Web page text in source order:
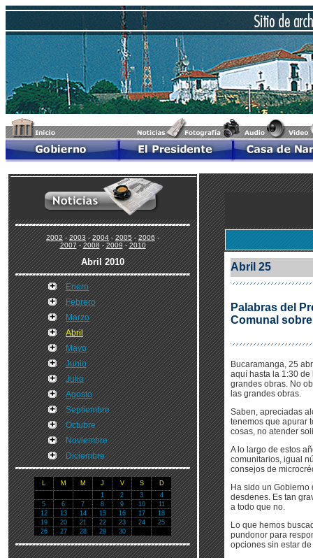
2002-2003-2004-2005-2006-
2007-2008-2009-2010
Abril 2010
Enero
Febrero
Marzo
Abril
Mayo
Junio
Julio
Agosto
Septiembre
Octubre
Noviembre
Diciembre
L M M J V S
D
1
2 3
4
5
6 7 8 9 10
11
12
13 14 15 16 17
18
19
20 21 22 23 24
25
26
27 28 29 30
Abril 25
Palabras del
Comunal
Bucaramanga, 25
aquí hasta la 1:30
grandes obras. No
las grandes obras.
Saben, apreciadas
tenemos que apurar
cosas, no atender
A lo largo de estos
comunitarios, igual
consejos de
Ha sido un
desdenes. Es tan
a todo que no.
Lo que hemos
pundonor para
opciones sin estar